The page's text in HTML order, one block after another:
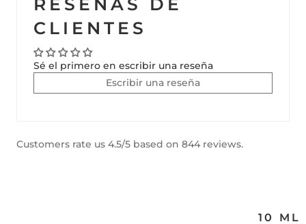
CLIENTES
Sé el primero en escribir una reseña
Escribir una reseña
Customers rate us 4.5/5 based on 844 reviews.
10 ML